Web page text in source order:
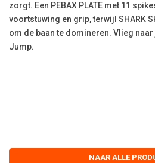
NAAR ALLE
zorgt. Een PEBAX PLATE met 11
voortstuwing en grip, terwijl SHARK
om de baan te domineren. Vlieg
Jump.